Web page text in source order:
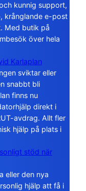
kunnig support,
krånglande e-post
Med butik på
över hela
Karlaplan
sviktar eller
snabbt bli
finns nu
direkt i
avdrag. Allt fler
hjälp på plats i
stöd när
eller den nya
hjälp att få i